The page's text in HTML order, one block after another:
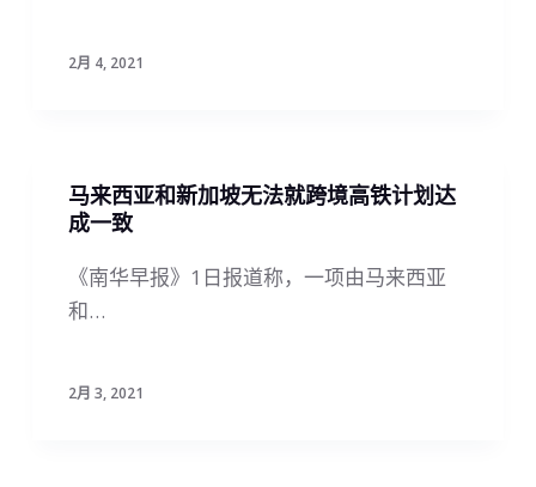
2月 4, 2021
马来西亚和新加坡无法就跨境高铁计划达
成一致
《南华早报》1日报道称，一项由马来西亚
和…
2月 3, 2021